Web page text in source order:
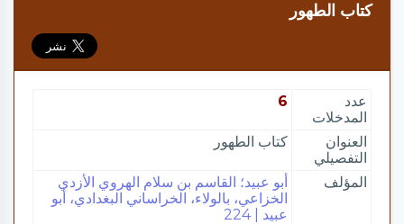
كتاب الطهور
عدد
المدخلات
6
العنوان
التفصيلي
كتاب الطهور
المؤلف
أبو عبيد؛ القاسم بن سلام الهروي الأزدي
الخزاعي، بالولاء، الخراساني البغدادي، أبو
عبيد | 224